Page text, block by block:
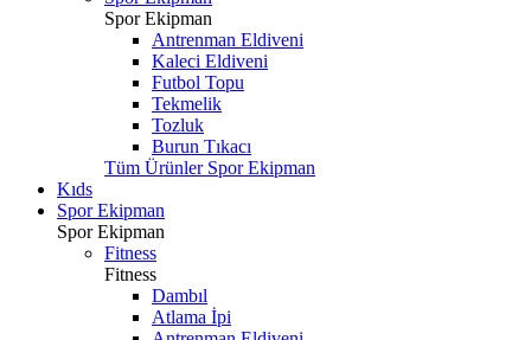
Spor Ekipman
Antrenman Eldiveni
Kaleci Eldiveni
Futbol Topu
Tekmelik
Tozluk
Burun Tıkacı
Tüm Ürünler Spor Ekipman
Kıds
Spor Ekipman
Spor Ekipman
Fitness
Fitness
Dambıl
Atlama İpi